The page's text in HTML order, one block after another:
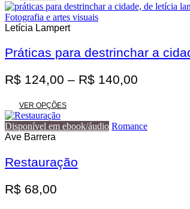
Fotografia e artes visuais
Letícia Lampert
Práticas para destrinchar a
R$ 124,00 – R$ 140,00
R$ 124,00
VER OPÇÕES
tem
Disponível em ebook/áudio Romance
Ave Barrera
Restauração
R$ 68,00